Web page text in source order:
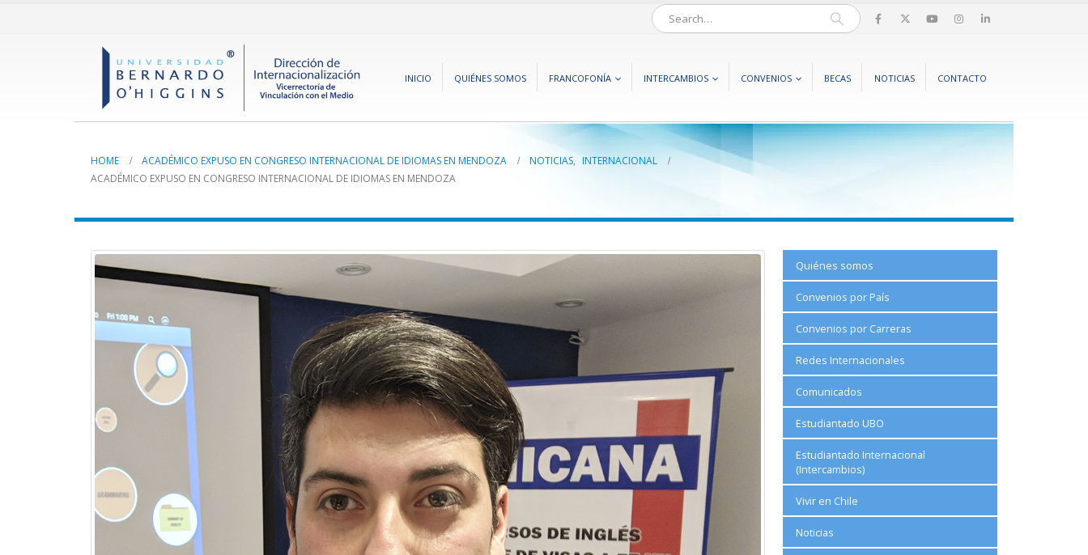
INICIO QUIÉNES SOMOS FRANCOFONÍA INTERCAMBIOS CONVENIOS BECAS NOTICIAS CONTACTO
HOME ACADÉMICO EXPUSO EN CONGRESO INTERNACIONAL DE IDIOMAS EN MENDOZA NOTICIAS, INTERNACIONAL
ACADÉMICO EXPUSO EN CONGRESO INTERNACIONAL DE IDIOMAS EN MENDOZA
Quiénes somos
Convenios por País
Convenios por Carreras
Redes Internacionales
Comunicados
Estudiantado UBO
Estudiantado Internacional
(Intercambios)
Vivir en Chile
Noticias